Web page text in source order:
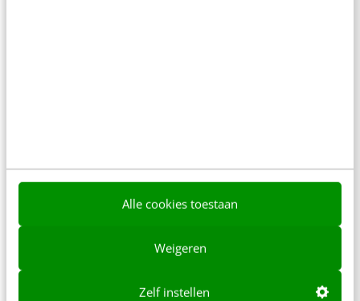
Alle cookies toestaan
Weigeren
Zelf instellen
Nu meer en meer mensen Pinterest gebruiken
om shop-inspiratie op te doen, is het shopping-
construction
gebied van Pinterest Shopping werd eind